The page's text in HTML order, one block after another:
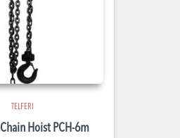
TELFERI
Hoist PCH-6m